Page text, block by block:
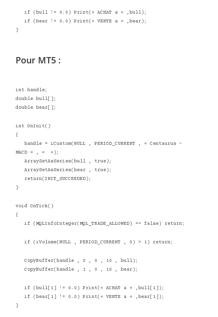
if (bull != 0.0) Print(« ACHAT a « ,bull);
if (bear != 0.0) Print(« VENTE a « ,bear);
}
Pour MT5 :
int handle;
double bull[];
double bear[];
int OnInit()
{
handle = iCustom(NULL , PERIOD_CURRENT , « Centaurus –
MACD » , « »);
ArraySetAsSeries(bull , true);
ArraySetAsSeries(bear , true);
return(INIT_SUCCEEDED);
}
void OnTick()
{
if (MQLInfoInteger(MQL_TRADE_ALLOWED) == false) return;
if (iVolume(NULL , PERIOD_CURRENT , 0) > 1) return;
CopyBuffer(handle , 0 , 0 , 10 , bull);
CopyBuffer(handle , 1 , 0 , 10 , bear);
if (bull[1] != 0.0) Print(« ACHAT a « ,bull[1]);
if (bear[1] != 0.0) Print(« VENTE a « ,bear[1]);
}